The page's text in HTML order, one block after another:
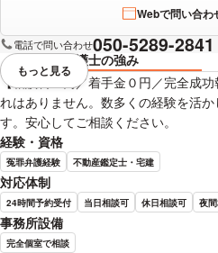
Webで問い合わ
電話で問い合わせ050-5289-2841
弁護士の強み
【相談料０円／着手金０円／完全成
れはありません。数多くの経験を活
す。安心してご相談ください。
経験・資格
冤罪弁護経験 不動産鑑定士・宅建
対応体制
24時間予約受付 当日相談可 休日相談可 夜
事務所設備
完全個室で相談
視覚的に省略されている要素を
もっと見る